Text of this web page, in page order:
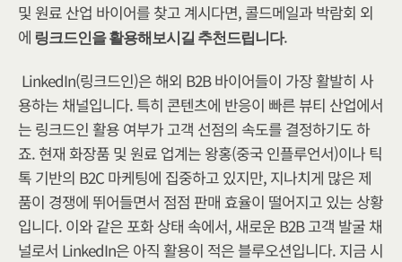
및 원료 산업 바이어를 찾고 계시다면, 콜드메일과 박람회 외
에 링크드인을 활용해보시길 추천드립니다.
​LinkedIn(링크드인)은 해외 B2B 바이어들이 가장 활발히 사
용하는 채널입니다. 특히 콘텐츠에 반응이 빠른 뷰티 산업에서
는 링크드인 활용 여부가 고객 선점의 속도를 결정하기도 하
죠. 현재 화장품 및 원료 업계는 왕홍(중국 인플루언서)이나 틱
톡 기반의 B2C 마케팅에 집중하고 있지만, 지나치게 많은 제
품이 경쟁에 뛰어들면서 점점 판매 효율이 떨어지고 있는 상황
입니다. 이와 같은 포화 상태 속에서, 새로운 B2B 고객 발굴 채
널로서 LinkedIn은 아직 활용이 적은 블루오션입니다. 지금 시